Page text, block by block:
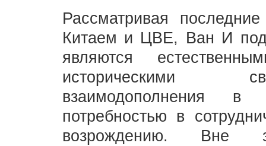
Рассматривая
Китаем и ЦВЕ, Ван И
являются
историческими
взаимодополнения в
потребностью в
возрождению. Вне